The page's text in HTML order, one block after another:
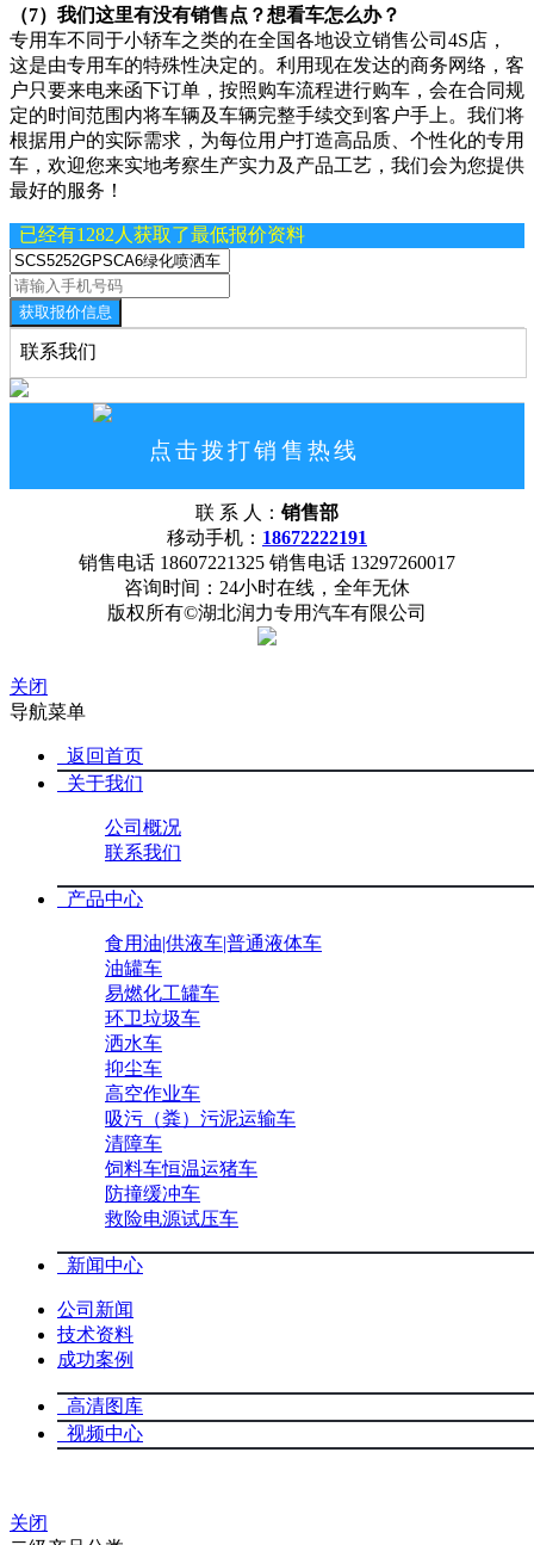
（7）我们这里有没有销售点？想看车怎么办？
专用车不同于小轿车之类的在全国各地设立销售公司4S店，
这是由专用车的特殊性决定的。利用现在发达的商务网络，客
户只要来电来函下订单，按照购车流程进行购车，会在合同规
定的时间范围内将车辆及车辆完整手续交到客户手上。我们将
根据用户的实际需求，为每位用户打造高品质、个性化的专用
车，欢迎您来实地考察生产实力及产品工艺，我们会为您提供
最好的服务！
已经有1282人获取了最低报价资料
获取报价信息
联系我们
点击拨打销售热线
18672222191
公司概况
联 系 人：销售部
移动手机： 18672222191
销售电话 18607221325 销售电话 13297260017
咨询时间：24小时在线，全年无休
版权所有©湖北润力专用汽车有限公司
关闭
导航菜单
返回首页
关于我们
公司概况
联系我们
产品中心
食用油|供液车|普通液体车
油罐车
易燃化工罐车
环卫垃圾车
洒水车
抑尘车
高空作业车
吸污（粪）污泥运输车
清障车
饲料车恒温运猪车
防撞缓冲车
救险电源试压车
新闻中心
公司新闻
技术资料
成功案例
高清图库
视频中心
关闭